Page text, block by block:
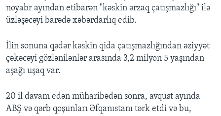
noyabr ayından etibarən "kəskin ərzaq çatışmazlığı" ilə
üzləşəcəyi barədə xəbərdarlıq edib.
İlin sonuna qədər kəskin qida çatışmazlığından əziyyət
çəkəcəyi gözlənilənlər arasında 3,2 milyon 5 yaşından
aşağı uşaq var.
20 il davam edən müharibədən sonra, avqust ayında
ABŞ və qərb qoşunları Əfqanıstanı tərk etdi və bu,